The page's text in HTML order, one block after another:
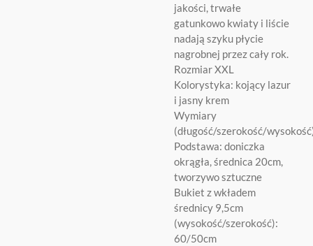
jakości, trwałe
gatunkowo kwiaty i liście
nadają szyku płycie
nagrobnej przez cały rok.
Rozmiar XXL
Kolorystyka: kojący lazur
i jasny krem
Wymiary
(długość/szerokość/
Podstawa: doniczka
okrągła, średnica 20cm,
tworzywo sztuczne
Bukiet z wkładem
średnicy 9,5cm
(wysokość/szerokość):
60/50cm